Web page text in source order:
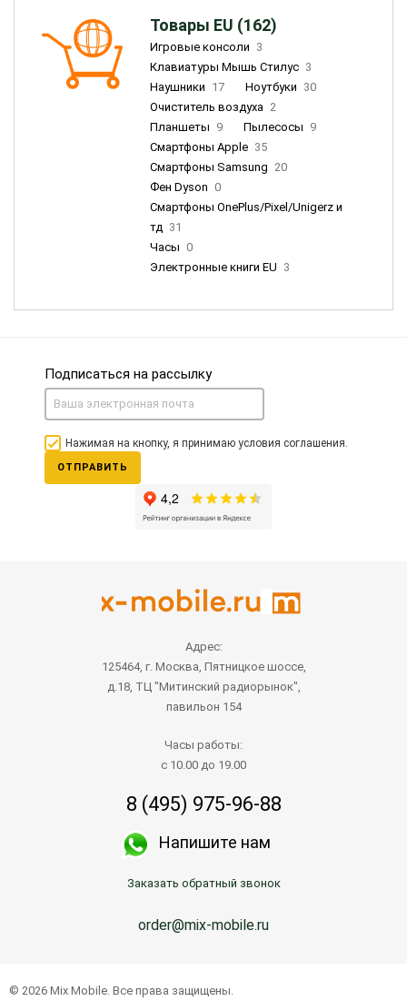
Товары EU (162)
Игровые консоли 3
Клавиатуры Мышь Стилус 3
Наушники 17 Ноутбуки 30
Очиститель воздуха 2
Планшеты 9 Пылесосы 9
Смартфоны Apple 35
Смартфоны Samsung 20
Фен Dyson 0
Смартфоны OnePlus/Pixel/Unigerz и
тд 31
Часы 0
Электронные книги EU 3
Подписаться на рассылку
Нажимая на кнопку, я принимаю условия соглашения.
ОТПРАВИТЬ
Адрес:
125464, г. Москва, Пятницкое шоссе,
д.18, ТЦ "Митинский радиорынок",
павильон 154
Часы работы:
с 10.00 до 19.00
8 (495) 975-96-88
Напишите нам
Заказать обратный звонок
order@mix-mobile.ru
© 2026 Mix Mobile. Все права защищены.